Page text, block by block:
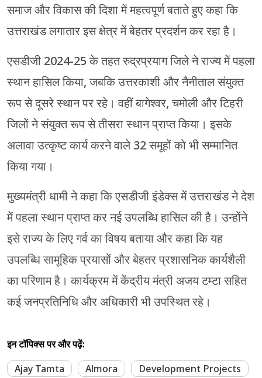
समाज और विकास की दिशा में महत्वपूर्ण बताते हुए कहा कि
उत्तराखंड लगातार इस क्षेत्र में बेहतर प्रदर्शन कर रहा है।
एसडीजी 2024-25 के तहत रुद्रप्रयाग जिले ने राज्य में पहला
स्थान हासिल किया, जबकि उत्तरकाशी और नैनीताल संयुक्त
रूप से दूसरे स्थान पर रहे। वहीं बागेश्वर, चमोली और टिहरी
जिलों ने संयुक्त रूप से तीसरा स्थान प्राप्त किया। इसके
अलावा उत्कृष्ट कार्य करने वाले 32 समूहों को भी सम्मानित
किया गया।
मुख्यमंत्री धामी ने कहा कि एसडीजी इंडेक्स में उत्तराखंड ने देश
में पहला स्थान प्राप्त कर नई उपलब्धि हासिल की है। उन्होंने
इसे राज्य के लिए गर्व का विषय बताया और कहा कि यह
उपलब्धि सामूहिक प्रयासों और बेहतर प्रशासनिक कार्यशैली
का परिणाम है। कार्यक्रम में केंद्रीय मंत्री अजय टम्टा सहित
कई जनप्रतिनिधि और अधिकारी भी उपस्थित रहे।
इन टॉपिक्स पर और पढ़ें:
Ajay Tamta
Almora Development Projects